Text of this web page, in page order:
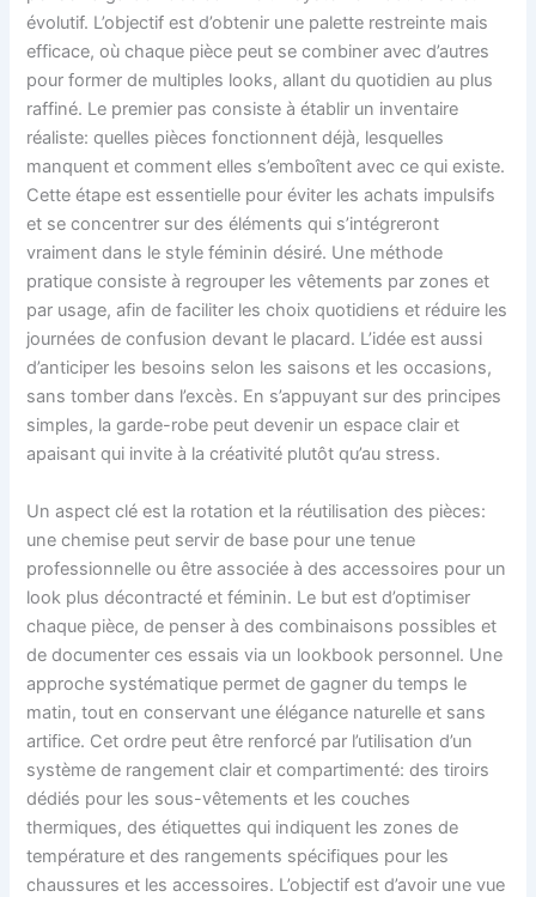
évolutif. L’objectif est d’obtenir une palette restreinte mais
efficace, où chaque pièce peut se combiner avec d’autres
pour former de multiples looks, allant du quotidien au plus
raffiné. Le premier pas consiste à établir un inventaire
réaliste: quelles pièces fonctionnent déjà, lesquelles
manquent et comment elles s’emboîtent avec ce qui existe.
Cette étape est essentielle pour éviter les achats impulsifs
et se concentrer sur des éléments qui s’intégreront
vraiment dans le style féminin désiré. Une méthode
pratique consiste à regrouper les vêtements par zones et
par usage, afin de faciliter les choix quotidiens et réduire les
journées de confusion devant le placard. L’idée est aussi
d’anticiper les besoins selon les saisons et les occasions,
sans tomber dans l’excès. En s’appuyant sur des principes
simples, la garde-robe peut devenir un espace clair et
apaisant qui invite à la créativité plutôt qu’au stress.
Un aspect clé est la rotation et la réutilisation des pièces:
une chemise peut servir de base pour une tenue
professionnelle ou être associée à des accessoires pour un
look plus décontracté et féminin. Le but est d’optimiser
chaque pièce, de penser à des combinaisons possibles et
de documenter ces essais via un lookbook personnel. Une
approche systématique permet de gagner du temps le
matin, tout en conservant une élégance naturelle et sans
artifice. Cet ordre peut être renforcé par l’utilisation d’un
système de rangement clair et compartimenté: des tiroirs
dédiés pour les sous-vêtements et les couches
thermiques, des étiquettes qui indiquent les zones de
température et des rangements spécifiques pour les
chaussures et les accessoires. L’objectif est d’avoir une vue